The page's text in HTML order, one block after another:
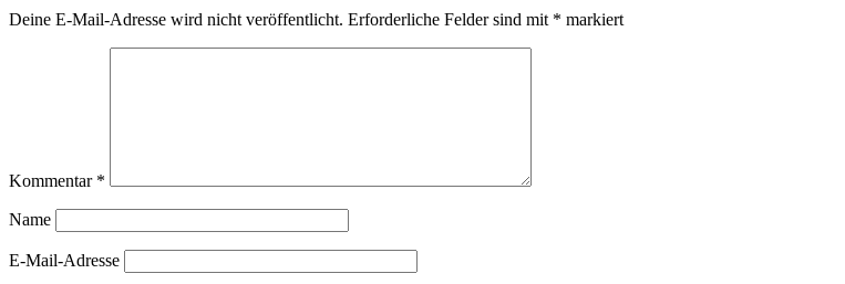
Deine E-Mail-Adresse wird nicht veröffentlicht. Erforderliche Felder sind mit * markiert
Kommentar *
Name
E-Mail-Adresse